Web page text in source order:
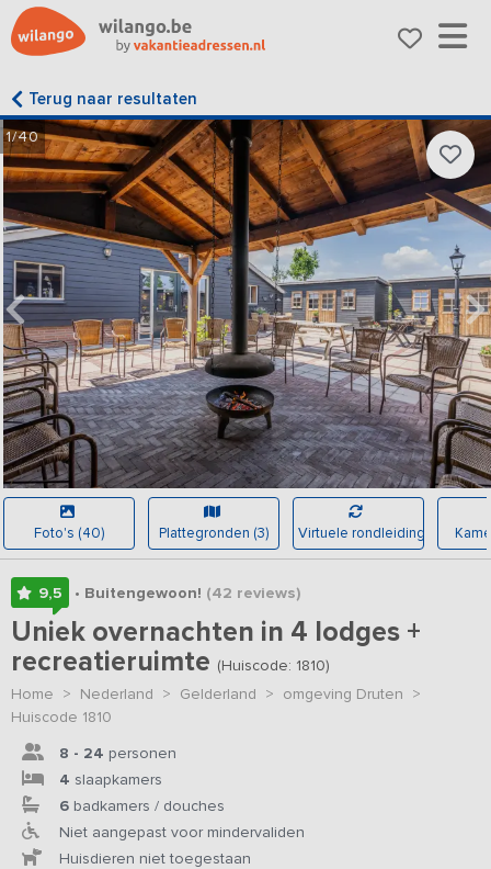
Terug naar resultaten
1/40
Foto's (40) Plattegronden (3) Virtuele rondleiding
9,5 • Buitengewoon! (42 reviews)
Uniek overnachten in 4 lodges +
recreatieruimte (Huiscode: 1810)
Home > Nederland > Gelderland > omgeving Druten >
Huiscode 1810
8 - 24 personen
4 slaapkamers
6 badkamers / douches
Niet aangepast voor mindervaliden
Huisdieren niet toegestaan